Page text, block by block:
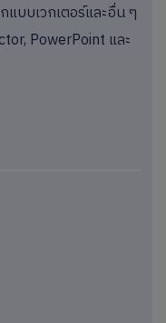
บบเวกเตอร์และอื่น ๆ
PowerPoint และ